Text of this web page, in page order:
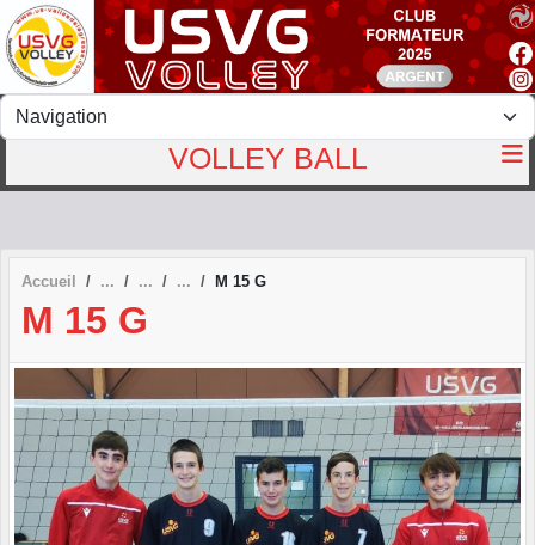
VOLLEY BALL
Accueil M 15 G
M 15 G
Panneau de gestion des cookies